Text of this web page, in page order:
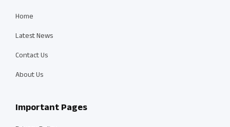
Home
Latest News
Contact Us
About Us
Important Pages